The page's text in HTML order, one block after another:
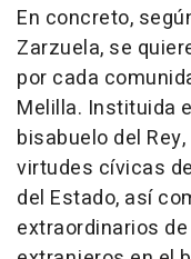
En concreto,
Zarzuela, se
por cada
Melilla. Instituida
bisabuelo del
virtudes cívicas
del Estado, así
extraordinarios